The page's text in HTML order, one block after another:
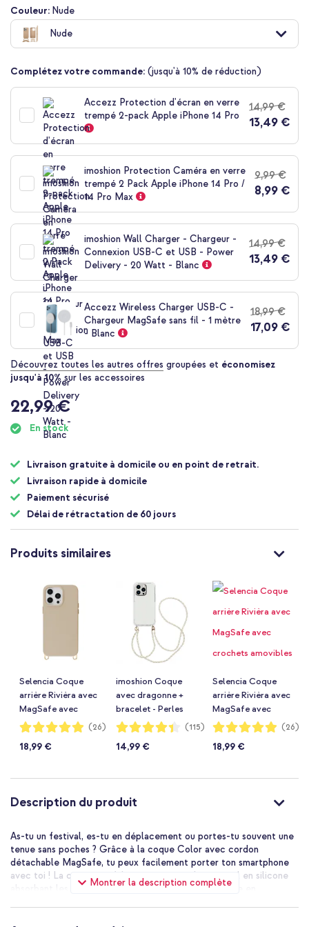
Passer
au
début
de
Galerie
d’images
Couleur: Nude
Nude
Complétez votre commande: (jusqu'à 10% de réduction)
Accezz Protection d'écran en verre
trempé 2-pack Apple iPhone 14 Pro
14,99 €
13,49 €
imoshion Protection Caméra en verre
trempé 2 Pack Apple iPhone 14 Pro /
14 Pro Max
9,99 €
8,99 €
imoshion Wall Charger - Chargeur -
Connexion USB-C et USB - Power
Delivery - 20 Watt - Blanc
14,99 €
13,49 €
Accezz Wireless Charger USB-C -
Chargeur MagSafe sans fil - 1 mètre
- Blanc
18,99 €
17,09 €
Découvrez toutes les autres offres groupées et économisez
jusqu'à 10% sur les accessoires
22,99 €
En stock
Livraison gratuite à domicile ou en point de retrait.
Livraison rapide à domicile
Paiement sécurisé
Délai de rétractation de 60 jours
Produits similaires
Selencia Coque
arrière Rivièra avec
MagSafe avec
crochets amovibles
- Milky Latte
Notation:
98%
(26)
18,99 €
imoshion Coque
avec dragonne +
bracelet - Perles
Apple iPhone 14 Pro
Notation:
87%
(115)
14,99 €
Selencia Coque
arrière Rivièra avec
MagSafe avec
crochets amovibles
- Bold Burgundy
Notation:
98%
(26)
18,99 €
Description du produit
Montrer la description complète
As-tu un festival, es-tu en déplacement ou portes-tu souvent une
tenue sans poches ? Grâce à la coque Color avec cordon
détachable MagSafe, tu peux facilement porter ton smartphone
avec toi ! La coque est fabriquée à partir de matériel en silicone
absorbant les chocs. De plus, la coque a une doublure en